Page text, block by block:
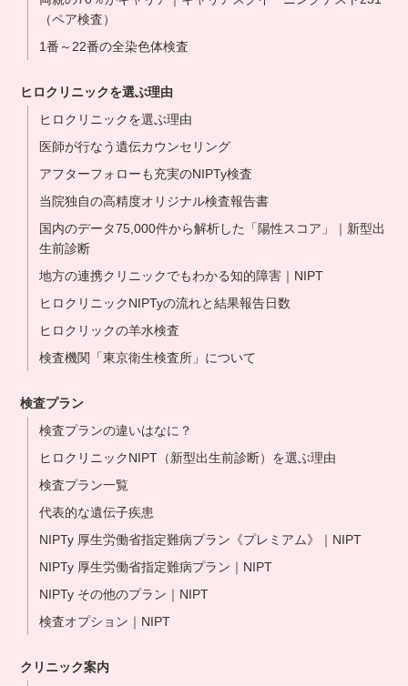
（ペア検査）
1番～22番の全染色体検査
ヒロクリニックを選ぶ理由
ヒロクリニックを選ぶ理由
医師が行なう遺伝カウンセリング
アフターフォローも充実のNIPTy検査
当院独自の高精度オリジナル検査報告書
国内のデータ75,000件から解析した「陽性スコア」｜新型出
生前診断
地方の連携クリニックでもわかる知的障害｜NIPT
ヒロクリニックNIPTyの流れと結果報告日数
ヒロクリックの羊水検査
検査機関「東京衛生検査所」について
検査プラン
検査プランの違いはなに？
ヒロクリニックNIPT（新型出生前診断）を選ぶ理由
検査プラン一覧
代表的な遺伝子疾患
NIPTy 厚生労働省指定難病プラン《プレミアム》｜NIPT
NIPTy 厚生労働省指定難病プラン｜NIPT
NIPTy その他のプラン｜NIPT
検査オプション｜NIPT
クリニック案内